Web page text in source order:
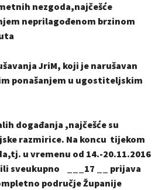
nezgoda,najčešće
neprilagođenom brzinom
JriM, koji je narušavan
ponašanjem u ugostiteljskim
događanja ,najčešće su
razmirice. Na koncu tijekom
u vremenu od 14.-20.11.2016
sveukupno ___17 __ prijava
područje Županije